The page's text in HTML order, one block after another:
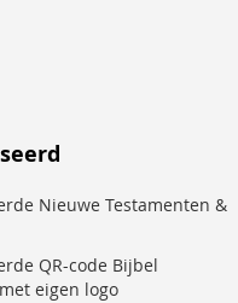
Nieuwe Testamenten &
QR-code Bijbel
eigen logo